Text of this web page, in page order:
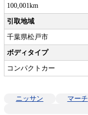
100,001km
引取地域
千葉県松戸市
ボディタイプ
コンパクトカー
ニッサン マーチ